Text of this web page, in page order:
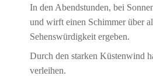
In den Abendstunden, bei
und wirft einen Schimmer über
Sehenswürdigkeit ergeben.
Durch den starken Küstenwind
verleihen.